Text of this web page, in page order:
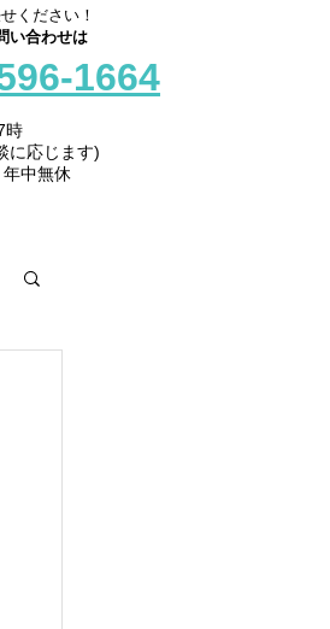
ください！
い合わせは
1664
時
に応じます)
中無休